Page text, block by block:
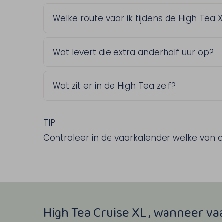
Welke route vaar ik tijdens de High Tea
vaarkalender zie je welke route op jouw
Wat levert die extra anderhalf uur op?
ziet, hangt af van de gekozen afvaart.
Wat zit er in de High Tea zelf?
minihapjes, scones met clotted cream
lekkernijen. Koffie en thee zijn
TIP
Controleer in de vaarkalender welke van
High Tea Cruise XL , wanneer